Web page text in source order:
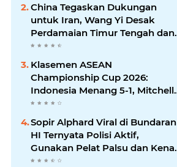
China Tegaskan Dukungan
untuk Iran, Wang Yi Desak
Perdamaian Timur Tengah dan
Soroti Ketegangan dengan AS
Klasemen ASEAN
Championship Cup 2026:
Indonesia Menang 5-1, Mitchell
Baker Hattrick dan Puncaki Top
Skor
Sopir Alphard Viral di Bundaran
HI Ternyata Polisi Aktif,
Gunakan Pelat Palsu dan Kena
Tilang